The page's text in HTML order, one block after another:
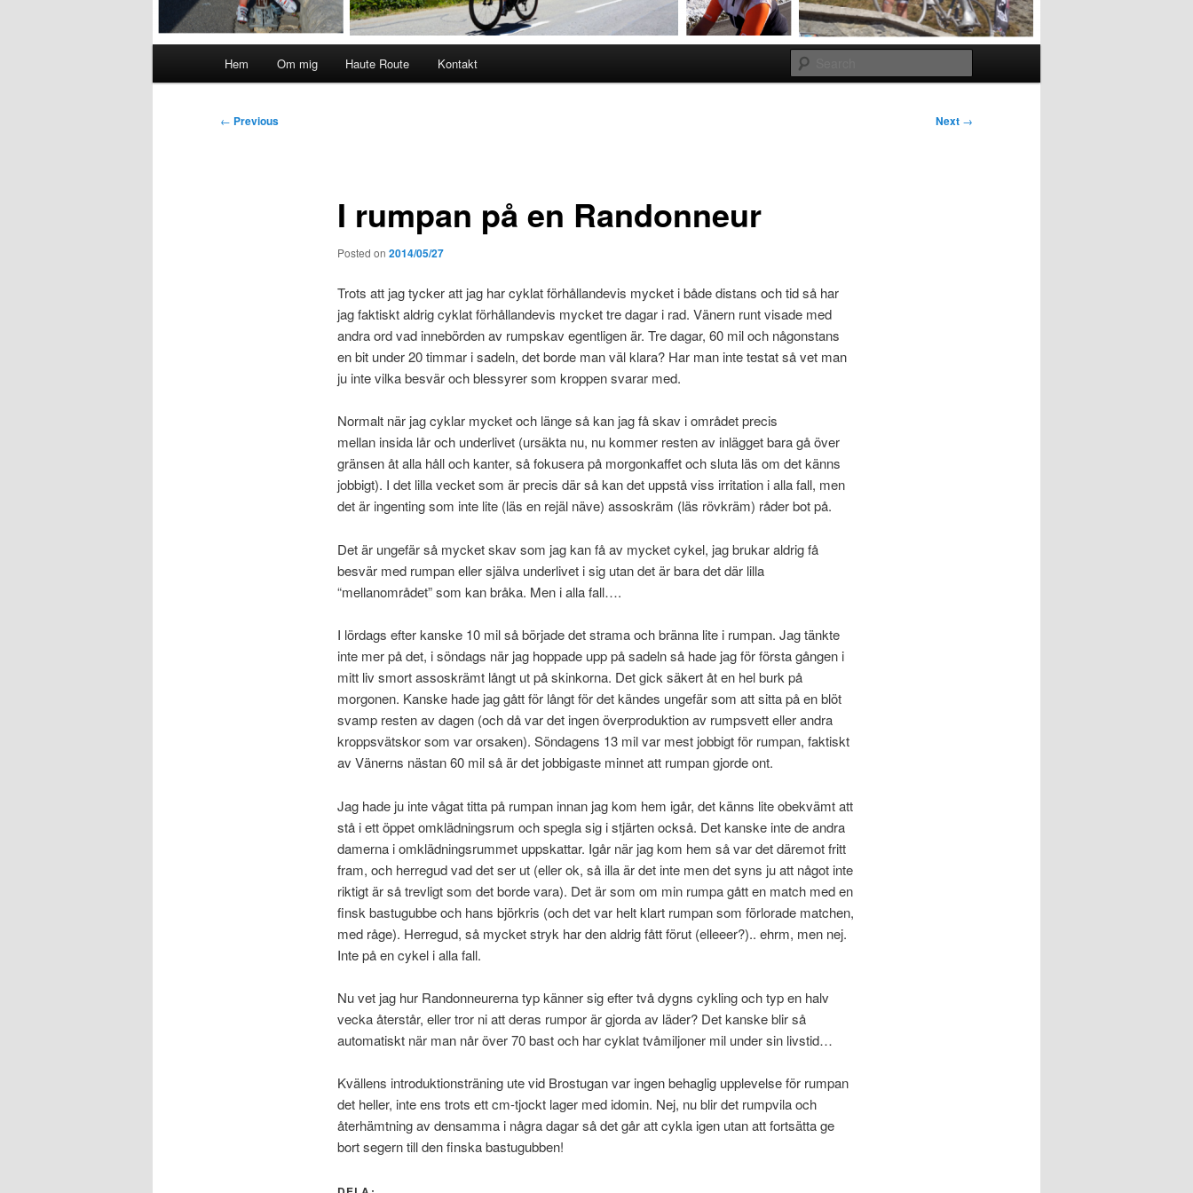
Hem Om mig Haute Route Kontakt
Post
← Previous Next →
I rumpan på en Randonneur
Posted on 2014/05/27
Trots att jag tycker att jag har cyklat förhållandevis mycket i både distans och tid så har
jag faktiskt aldrig cyklat förhållandevis mycket tre dagar i rad. Vänern runt visade med
andra ord vad innebörden av rumpskav egentligen är. Tre dagar, 60 mil och någonstans
en bit under 20 timmar i sadeln, det borde man väl klara? Har man inte testat så vet man
ju inte vilka besvär och blessyrer som kroppen svarar med.
Normalt när jag cyklar mycket och länge så kan jag få skav i området precis
mellan insida lår och underlivet (ursäkta nu, nu kommer resten av inlägget bara gå över
gränsen åt alla håll och kanter, så fokusera på morgonkaffet och sluta läs om det känns
jobbigt). I det lilla vecket som är precis där så kan det uppstå viss irritation i alla fall, men
det är ingenting som inte lite (läs en rejäl näve) assoskräm (läs rövkräm) råder bot på.
Det är ungefär så mycket skav som jag kan få av mycket cykel, jag brukar aldrig få
besvär med rumpan eller själva underlivet i sig utan det är bara det där lilla
“mellanområdet” som kan bråka. Men i alla fall….
I lördags efter kanske 10 mil så började det strama och bränna lite i rumpan. Jag tänkte
inte mer på det, i söndags när jag hoppade upp på sadeln så hade jag för första gången i
mitt liv smort assoskrämt långt ut på skinkorna. Det gick säkert åt en hel burk på
morgonen. Kanske hade jag gått för långt för det kändes ungefär som att sitta på en blöt
svamp resten av dagen (och då var det ingen överproduktion av rumpsvett eller andra
kroppsvätskor som var orsaken). Söndagens 13 mil var mest jobbigt för rumpan, faktiskt
av Vänerns nästan 60 mil så är det jobbigaste minnet att rumpan gjorde ont.
Jag hade ju inte vågat titta på rumpan innan jag kom hem igår, det känns lite obekvämt att
stå i ett öppet omklädningsrum och spegla sig i stjärten också. Det kanske inte de andra
damerna i omklädningsrummet uppskattar. Igår när jag kom hem så var det däremot fritt
fram, och herregud vad det ser ut (eller ok, så illa är det inte men det syns ju att något inte
riktigt är så trevligt som det borde vara). Det är som om min rumpa gått en match med en
finsk bastugubbe och hans björkris (och det var helt klart rumpan som förlorade matchen,
med råge). Herregud, så mycket stryk har den aldrig fått förut (elleeer?).. ehrm, men nej.
Inte på en cykel i alla fall.
Nu vet jag hur Randonneurerna typ känner sig efter två dygns cykling och typ en halv
vecka återstår, eller tror ni att deras rumpor är gjorda av läder? Det kanske blir så
automatiskt när man når över 70 bast och har cyklat tvåmiljoner mil under sin livstid…
Kvällens introduktionsträning ute vid Brostugan var ingen behaglig upplevelse för rumpan
det heller, inte ens trots ett cm-tjockt lager med idomin. Nej, nu blir det rumpvila och
återhämtning av densamma i några dagar så det går att cykla igen utan att fortsätta ge
bort segern till den finska bastugubben!